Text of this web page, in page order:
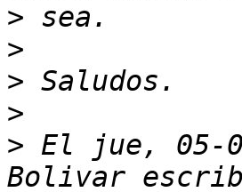
>
>
>
>
> El jue, 05-